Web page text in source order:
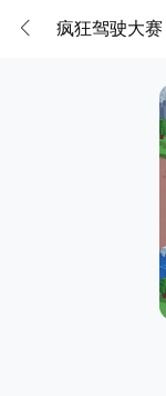
疯狂驾驶大赛